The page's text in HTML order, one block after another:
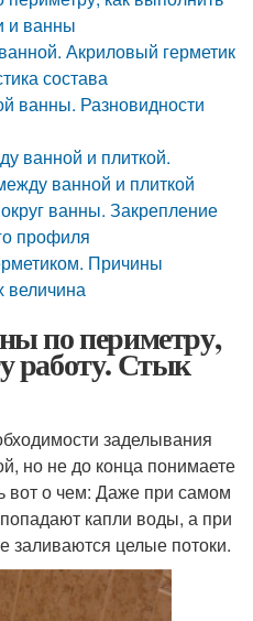
и ванны
Акриловый герметик
состава
ванны. Разновидности
ванной и плиткой.
ванной и плиткой
ванны. Закрепление
профиля
Причины
величина
по периметру,
работу. Стык
заделывания
но не до конца понимаете
вот о чем: Даже при самом
капли воды, а при
заливаются целые потоки.